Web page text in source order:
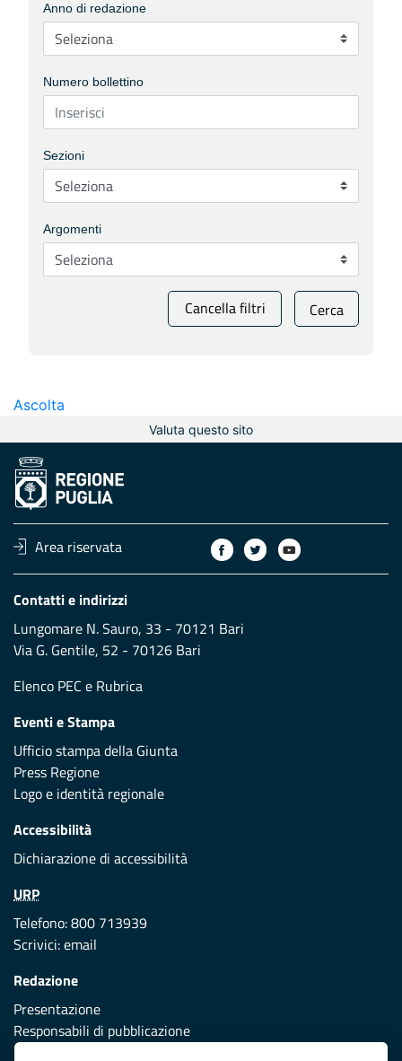
Anno di redazione
Numero bollettino
Sezioni
Argomenti
Cancella filtri Cerca
Ascolta
Valuta questo sito
Area riservata
Contatti e indirizzi
Lungomare N. Sauro, 33 - 70121 Bari
Via G. Gentile, 52 - 70126 Bari
Elenco PEC e Rubrica
Eventi e Stampa
Ufficio stampa della Giunta
Press Regione
Logo e identità regionale
Accessibilità
Dichiarazione di accessibilità
URP
Telefono: 800 713939
Scrivici:email
Redazione
Presentazione
Responsabili di pubblicazione